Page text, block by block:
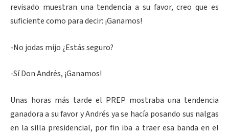
revisado muestran una tendencia a su favor, creo que es
suficiente como para decir: ¡Ganamos!
-No jodas mijo ¿Estás seguro?
-Sí Don Andrés, ¡Ganamos!
Unas horas más tarde el PREP mostraba una tendencia
ganadora a su favor y Andrés ya se hacía posando sus nalgas
en la silla presidencial, por fin iba a traer esa banda en el